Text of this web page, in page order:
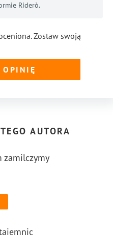
Riderò.
Zostaw swoją
OPINIĘ
AUTORA
zamilczymy